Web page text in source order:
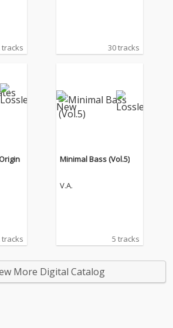
tracks 30 tracks
tracks
Minimal Bass (Vol.5)
V.A.
5 tracks
More Digital Catalog